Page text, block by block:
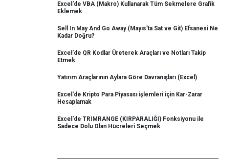
Excel'de VBA (Makro) Kullanarak Tüm Sekmelere Grafik
Eklemek
Sell In May And Go Away (Mayıs'ta Sat ve Git) Efsanesi Ne
Kadar Doğru?
Excel'de QR Kodlar Üreterek Araçları ve Notları Takip
Etmek
Yatırım Araçlarının Aylara Göre Davranışları (Excel)
Excel'de Kripto Para Piyasası işlemleri için Kar-Zarar
Hesaplamak
Excel'de TRIMRANGE (KIRPARALIĞI) Fonksiyonu ile
Sadece Dolu Olan Hücreleri Seçmek